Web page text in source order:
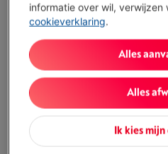
Troeven
Voor optimale levensduur
informatie over wil, verwijzen
cookieverklaring.
Ik kies
Alles
Alles